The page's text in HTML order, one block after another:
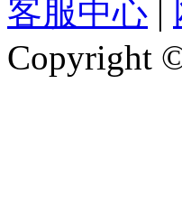
客服中心 |
Copyright